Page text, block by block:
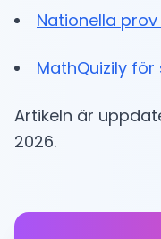
Nationella
MathQuizily
Artikeln är
2026.